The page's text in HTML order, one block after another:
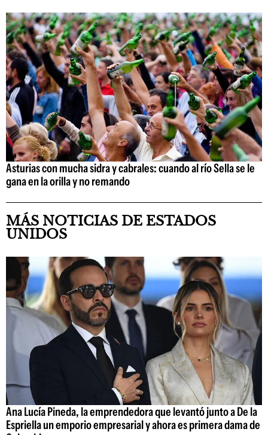
Asturias con mucha sidra y cabrales: cuando al río Sella se le
gana en la orilla y no remando
MÁS NOTICIAS DE ESTADOS
UNIDOS
Ana Lucía Pineda, la emprendedora que levantó junto a De la
Espriella un emporio empresarial y ahora es primera dama de